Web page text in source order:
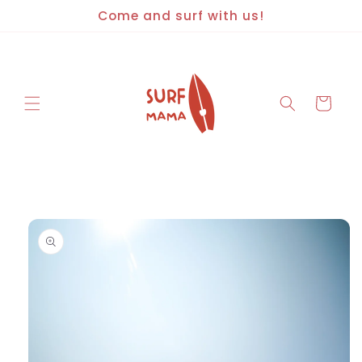
Come and surf with us!
Carrinho
informação
do produto